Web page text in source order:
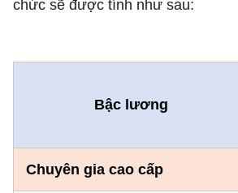
chức sẽ được tính như sau:
Bậc lương
Chuyên gia cao cấp